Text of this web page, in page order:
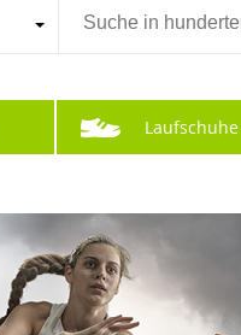
Laufschuhe